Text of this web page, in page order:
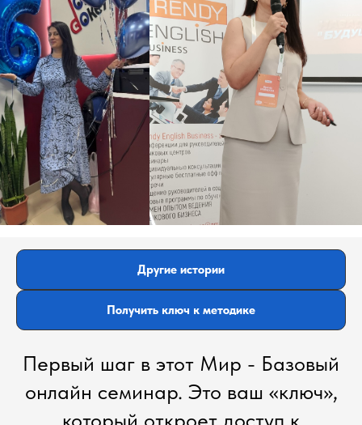
Другие истории
Получить ключ к методике
Первый шаг в этот Мир - Базовый
онлайн семинар. Это ваш «ключ»,